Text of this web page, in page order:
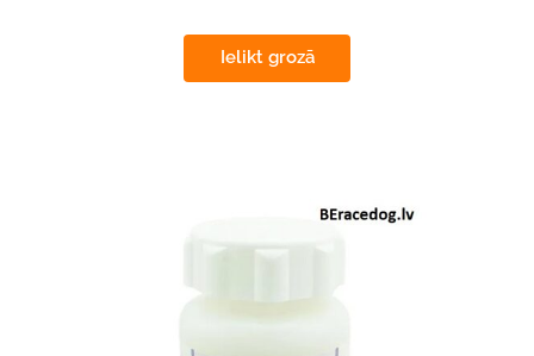
Ielikt grozā